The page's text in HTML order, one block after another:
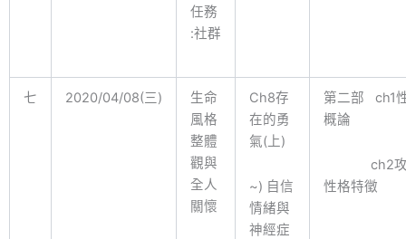
任務
:社群
七 2020/04/08(三)
生命
風格
整體
觀與
全人
關懷
Ch8存
在的勇
氣(上)
~) 自信
情緒與
神經症
第二部 ch1
概論
ch2攻
性格特徵